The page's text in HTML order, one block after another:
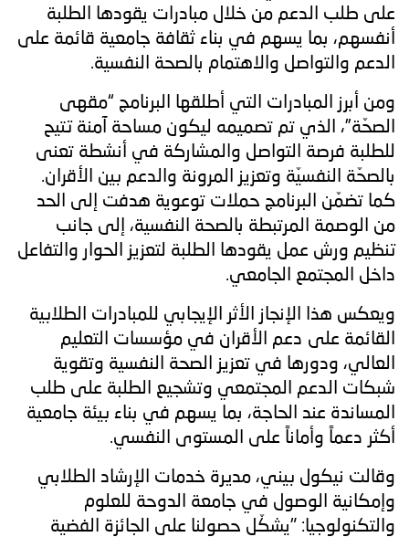
على طلب الدعم من خلال مبادرات يقودها الطلبة
أنفسهم، بما يسهم في بناء ثقافة جامعية قائمة على
الدعم والتواصل والاهتمام بالصحة النفسية.
ومن أبرز المبادرات التي أطلقها البرنامج “مقهى
الصحّة”، الذي تم تصميمه ليكون مساحة آمنة تتيح
للطلبة فرصة التواصل والمشاركة في أنشطة تعنى
بالصحّة النفسيّة وتعزيز المرونة والدعم بين الأقران.
كما تضمّن البرنامج حملات توعوية هدفت إلى الحد
من الوصمة المرتبطة بالصحة النفسية، إلى جانب
تنظيم ورش عمل يقودها الطلبة لتعزيز الحوار والتفاعل
داخل المجتمع الجامعي.
ويعكس هذا الإنجاز الأثر الإيجابي للمبادرات الطلابية
القائمة على دعم الأقران في مؤسسات التعليم
العالي، ودورها في تعزيز الصحة النفسية وتقوية
شبكات الدعم المجتمعي وتشجيع الطلبة على طلب
المساندة عند الحاجة، بما يسهم في بناء بيئة جامعية
أكثر دعماً وأماناً على المستوى النفسي.
وقالت نيكول بيني، مديرة خدمات الإرشاد الطلابي
وإمكانية الوصول في جامعة الدوحة للعلوم
والتكنولوجيا: "يشكّل حصولنا على الجائزة الفضية